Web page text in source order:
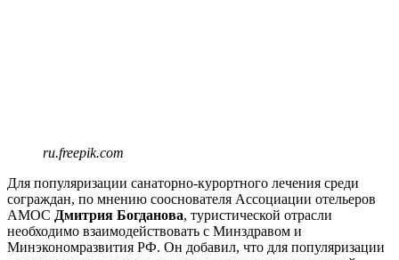
ru.freepik.com
Для популяризации санаторно-курортного лечения среди
сограждан, по мнению сооснователя Ассоциации отельеров
АМОС Дмитрия Богданова, туристической отрасли
необходимо взаимодействовать с Минздравом и
Минэкономразвития РФ. Он добавил, что для популяризации